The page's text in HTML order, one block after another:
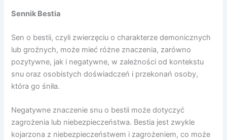
Sennik Bestia
Sen o bestii, czyli zwierzęciu o charakterze demonicznych
lub groźnych, może mieć różne znaczenia, zarówno
pozytywne, jak i negatywne, w zależności od kontekstu
snu oraz osobistych doświadczeń i przekonań osoby,
która go śniła.
Negatywne znaczenie snu o bestii może dotyczyć
zagrożenia lub niebezpieczeństwa. Bestia jest zwykle
kojarzona z niebezpieczeństwem i zagrożeniem, co może